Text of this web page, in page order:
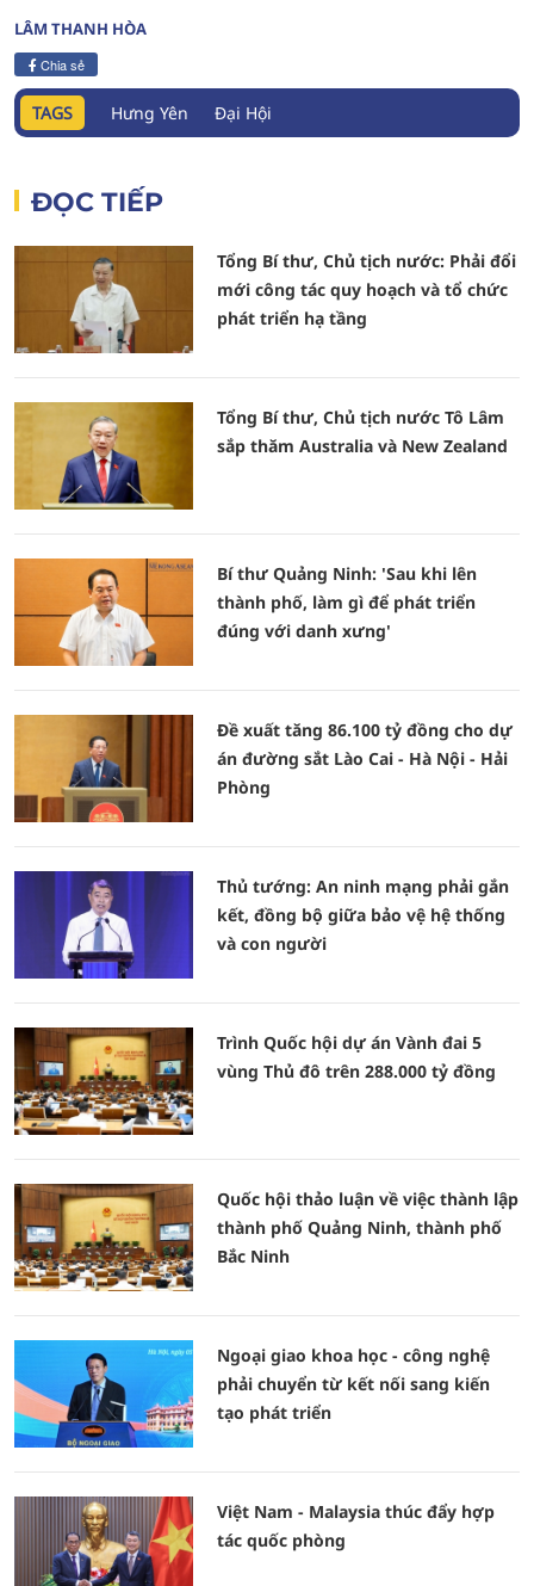
LÂM THANH HÒA
Chia sẻ
TAGS Hưng Yên Đại Hội
ĐỌC TIẾP
Tổng Bí thư, Chủ tịch nước: Phải đổi
mới công tác quy hoạch và tổ chức
phát triển hạ tầng
Tổng Bí thư, Chủ tịch nước Tô Lâm
sắp thăm Australia và New Zealand
Bí thư Quảng Ninh: 'Sau khi lên
thành phố, làm gì để phát triển
đúng với danh xưng'
Đề xuất tăng 86.100 tỷ đồng cho dự
án đường sắt Lào Cai - Hà Nội - Hải
Phòng
Thủ tướng: An ninh mạng phải gắn
kết, đồng bộ giữa bảo vệ hệ thống
và con người
Trình Quốc hội dự án Vành đai 5
vùng Thủ đô trên 288.000 tỷ đồng
Quốc hội thảo luận về việc thành lập
thành phố Quảng Ninh, thành phố
Bắc Ninh
Ngoại giao khoa học - công nghệ
phải chuyển từ kết nối sang kiến
tạo phát triển
Việt Nam - Malaysia thúc đẩy hợp
tác quốc phòng